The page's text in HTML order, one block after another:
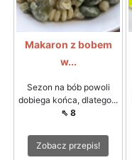
Makaron z bobem
w...
Sezon na bób powoli
dobiega końca, dlatego...
⇖ 8
Zobacz przepis!